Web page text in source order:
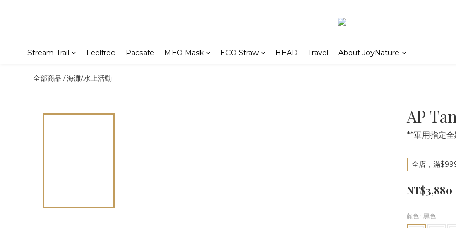
Stream Trail Feelfree Pacsafe MEO Mask ECO Straw HEAD Travel About JoyNature
全部商品 /海灘/水上活動
AP
**軍用指定
全店，滿
NT$3,880
顏色 : 黑色